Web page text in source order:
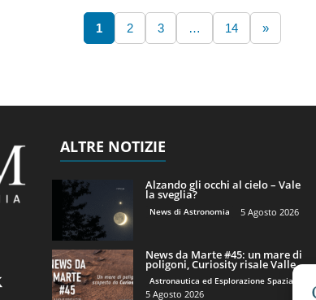
1 2 3 … 14 »
ALTRE NOTIZIE
Alzando gli occhi al cielo – Vale
la sveglia?
News di Astronomia 5 Agosto 2026
News da Marte #45: un mare di
poligoni, Curiosity risale Valle...
Astronautica ed Esplorazione Spaziale
5 Agosto 2026